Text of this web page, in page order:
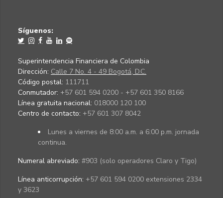
Síguenos:
Superintendencia Financiera de Colombia
Dirección: Calle 7 No. 4 - 49 Bogotá, D.C.
Código postal: 111711
Conmutador: +57 601 594 0200 - +57 601 350 8166
Línea gratuita nacional: 018000 120 100
Centro de contacto: +57 601 307 8042
Lunes a viernes de 8:00 a.m. a 6:00 p.m. jornada
continua.
Numeral abreviado: #903 (solo operadores Claro y Tigo)
Línea anticorrupción: +57 601 594 0200 extensiones 2334
y 3623